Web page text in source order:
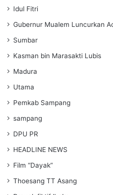
Idul Fitri
Gubernur Mualem Luncurkan
Sumbar
Kasman bin Marasakti Lubis
Madura
Utama
Pemkab Sampang
sampang
DPU PR
HEADLINE NEWS
Film “Dayak”
Thoesang TT Asang